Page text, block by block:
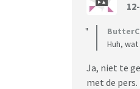
Huh,
Ja, niet te
met de